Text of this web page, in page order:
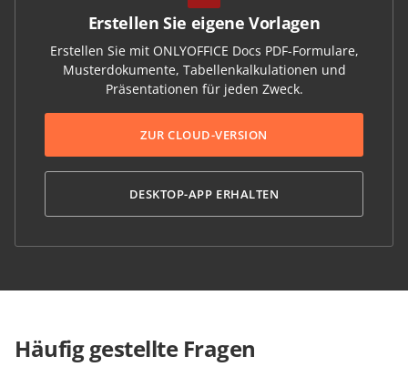
Erstellen Sie eigene Vorlagen
Erstellen Sie mit ONLYOFFICE Docs PDF-Formulare,
Musterdokumente, Tabellenkalkulationen und
Präsentationen für jeden Zweck.
ZUR CLOUD-VERSION
DESKTOP-APP ERHALTEN
Häufig gestellte Fragen